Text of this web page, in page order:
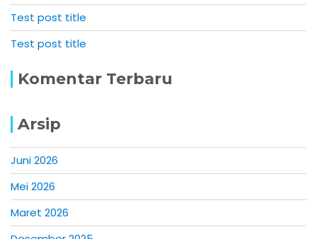
Test post title
Test post title
Komentar Terbaru
Arsip
Juni 2026
Mei 2026
Maret 2026